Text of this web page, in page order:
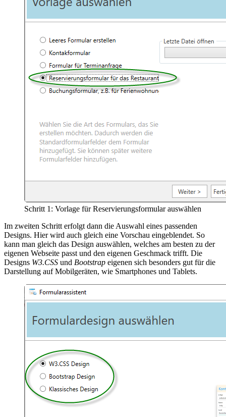
Schritt 1: Vorlage für Reservierungsformular auswählen
Im zweiten Schritt erfolgt dann die Auswahl eines passenden
Designs. Hier wird auch gleich eine Vorschau eingeblendet. So
kann man gleich das Design auswählen, welches am besten zu der
eigenen Webseite passt und den eigenen Geschmack trifft. Die
Designs W3.CSS und Bootstrap eigenen sich besonders gut für die
Darstellung auf Mobilgeräten, wie Smartphones und Tablets.